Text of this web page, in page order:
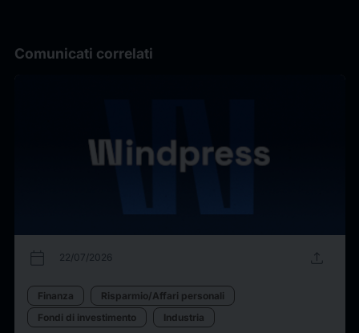
Comunicati correlati
calendar_today 22/07/2026 upload
Finanza
Risparmio/Affari personali
Fondi di investimento
Industria